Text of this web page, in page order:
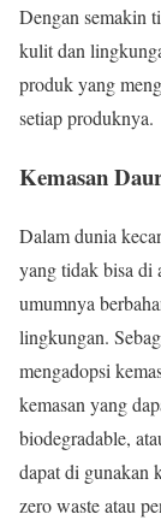
Dengan semakin
kulit dan
produk yang
setiap produknya.
Kemasan
Dalam dunia
yang tidak bisa di
umumnya
lingkungan.
mengadopsi
kemasan yang
biodegradable,
dapat di gunakan
zero waste atau